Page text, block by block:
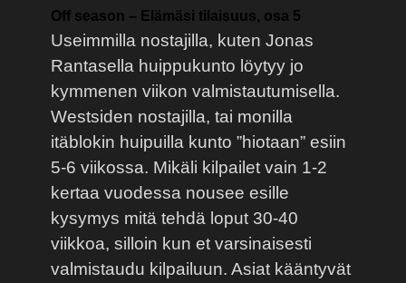
Off season – Elämäsi tilaisuus, osa 5
Useimmilla nostajilla, kuten Jonas
Rantasella huippukunto löytyy jo
kymmenen viikon valmistautumisella.
Westsiden nostajilla, tai monilla
itäblokin huipuilla kunto ”hiotaan” esiin
5-6 viikossa. Mikäli kilpailet vain 1-2
kertaa vuodessa nousee esille
kysymys mitä tehdä loput 30-40
viikkoa, silloin kun et varsinaisesti
valmistaudu kilpailuun. Asiat kääntyvät